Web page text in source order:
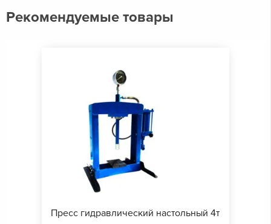
Рекомендуемые товары
Пресс гидравлический настольный 4т